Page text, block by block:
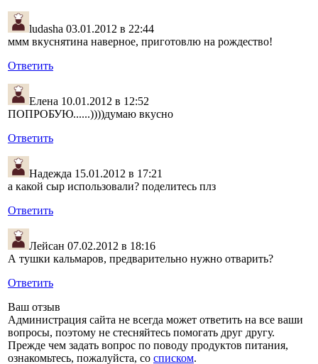
ludasha 03.01.2012 в 22:44
ммм вкуснятина наверное, приготовлю на рождество!
Ответить
Елена 10.01.2012 в 12:52
ПОПРОБУЮ......))))думаю вкусно
Ответить
Надежда 15.01.2012 в 17:21
а какой сыр использовали? поделитесь плз
Ответить
Лейсан 07.02.2012 в 18:16
А тушки кальмаров, предварительно нужно отварить?
Ответить
Ваш отзыв
Администрация сайта не всегда может ответить на все ваши
вопросы, поэтому не стесняйтесь помогать друг другу.
Прежде чем задать вопрос по поводу продуктов питания,
ознакомьтесь, пожалуйста, со списком.